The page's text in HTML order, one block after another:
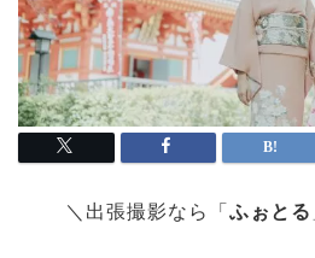
＼出張撮影なら「 ふぉとる